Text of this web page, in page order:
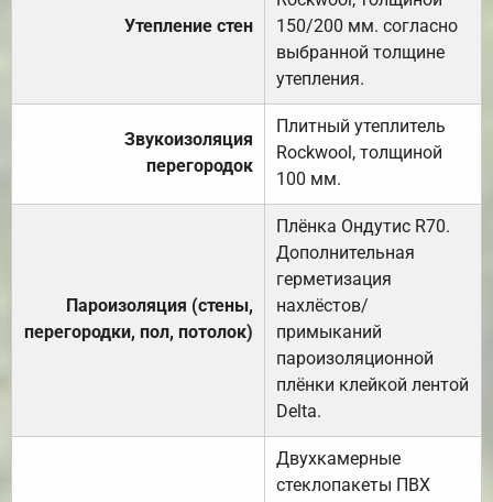
Утепление стен
150/200 мм. согласно
выбранной толщине
утепления.
Звукоизоляция
перегородок
Плитный утеплитель
Rockwool, толщиной
100 мм.
Пароизоляция (стены,
перегородки, пол, потолок)
Плёнка Ондутис R70.
Дополнительная
герметизация
нахлёстов/
примыканий
пароизоляционной
плёнки клейкой лентой
Delta.
Двухкамерные
стеклопакеты ПВХ